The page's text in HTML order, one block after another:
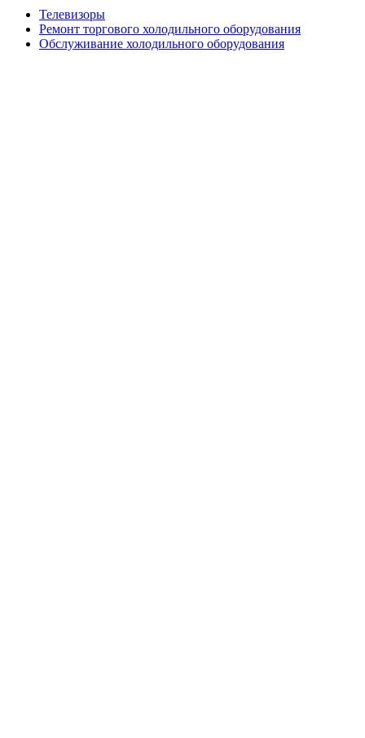
Телевизоры
Ремонт торгового холодильного оборудования
Обслуживание холодильного оборудования